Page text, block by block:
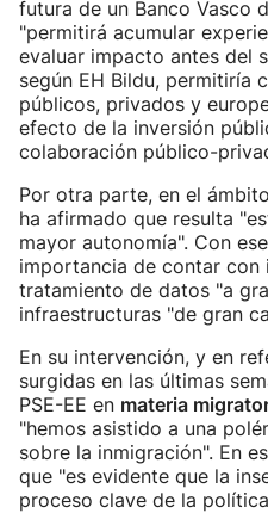
futura de un Banco Vasco
"permitirá acumular
evaluar impacto antes del
según EH Bildu, permitiría
públicos, privados y
efecto de la inversión
colaboración público-
Por otra parte, en el
ha afirmado que resulta
mayor autonomía". Con
importancia de contar con
tratamiento de datos "a
infraestructuras "de gran
En su intervención, y en
surgidas en las últimas
PSE-EE en materia
"hemos asistido a una
sobre la inmigración". En
que "es evidente que la
proceso clave de la